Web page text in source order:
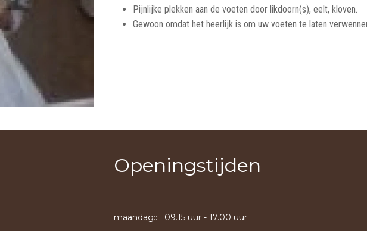
Pijnlijke plekken aan de voeten door likdoorn(s), eelt, kloven.
Gewoon omdat het heerlijk is om uw voeten te laten
Openingstijden
maandag:: 09.15 uur - 17.00 uur